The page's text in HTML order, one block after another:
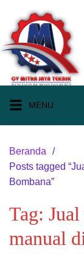
konten
MENU
Beranda
Posts tagged
Bombana”
Tag:
manual